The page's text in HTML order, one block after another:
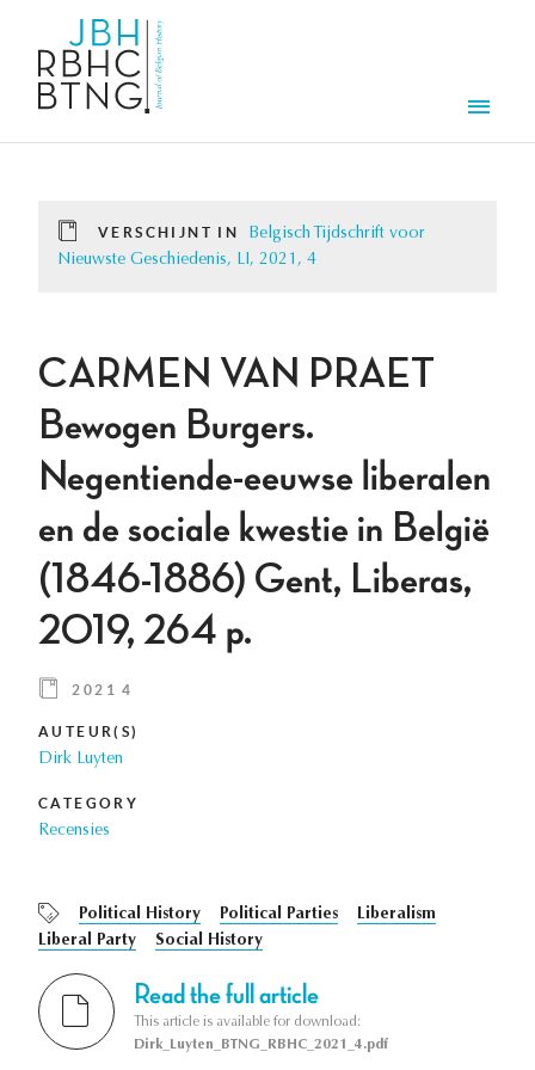
VERSCHIJNT IN
Belgisch Tijdschrift voor
Nieuwste Geschiedenis, LI, 2021, 4
CARMEN VAN PRAET
Bewogen Burgers.
Negentiende-eeuwse liberalen
en de sociale kwestie in België
(1846-1886) Gent, Liberas,
2019, 264 p.
2021 4
AUTEUR(S)
Dirk Luyten
CATEGORY
Recensies
Political History Political Parties
Liberalism
Liberal Party
Social History
Read the full article
This article is available for download:
Dirk_Luyten_BTNG_RBHC_2021_4.pdf